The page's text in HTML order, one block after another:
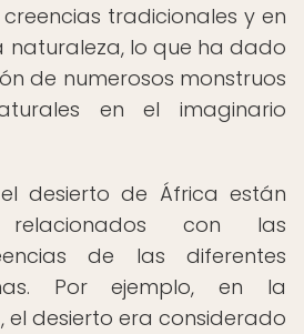
tradicionales y en
naturaleza, lo que ha dado
de numerosos monstruos
en el imaginario
desierto de África están
relacionados con las
de las diferentes
Por ejemplo, en la
el desierto era considerado